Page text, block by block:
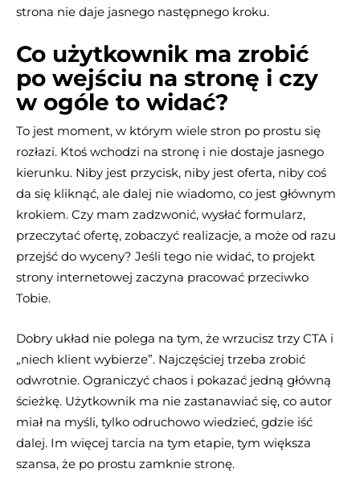
strona nie daje jasnego następnego kroku.
Co użytkownik ma zrobić
po wejściu na stronę i czy
w ogóle to widać?
To jest moment, w którym wiele stron po prostu się
rozłazi. Ktoś wchodzi na stronę i nie dostaje jasnego
kierunku. Niby jest przycisk, niby jest oferta, niby coś
da się kliknąć, ale dalej nie wiadomo, co jest głównym
krokiem. Czy mam zadzwonić, wysłać formularz,
przeczytać ofertę, zobaczyć realizacje, a może od razu
przejść do wyceny? Jeśli tego nie widać, to projekt
strony internetowej zaczyna pracować przeciwko
Tobie.
Dobry układ nie polega na tym, że wrzucisz trzy CTA i
„niech klient wybierze”. Najczęściej trzeba zrobić
odwrotnie. Ograniczyć chaos i pokazać jedną główną
ścieżkę. Użytkownik ma nie zastanawiać się, co autor
miał na myśli, tylko odruchowo wiedzieć, gdzie iść
dalej. Im więcej tarcia na tym etapie, tym większa
szansa, że po prostu zamknie stronę.